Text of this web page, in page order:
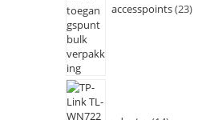
accesspoints 23